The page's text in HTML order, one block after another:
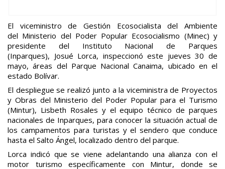
El viceministro de Gestión Ecosocialista del Ambiente
del Ministerio del Poder Popular Ecosocialismo (Minec) y
presidente del Instituto Nacional de Parques
(Inparques), Josué Lorca, inspeccionó este jueves 30 de
mayo, áreas del Parque Nacional Canaima, ubicado en el
estado Bolívar.
El despliegue se realizó junto a la viceministra de Proyectos
y Obras del Ministerio del Poder Popular para el Turismo
(Mintur), Lisbeth Rosales y el equipo técnico de parques
nacionales de Inparques, para conocer la situación actual de
los campamentos para turistas y el sendero que conduce
hasta el Salto Ángel, localizado dentro del parque.
Lorca indicó que se viene adelantando una alianza con el
motor turismo específicamente con Mintur, donde se